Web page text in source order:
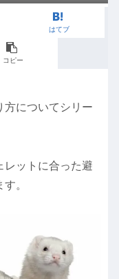
はてブ
コピー
方についてシリー
レットに合った避
。